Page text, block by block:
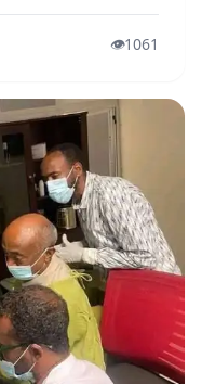
👁️1061